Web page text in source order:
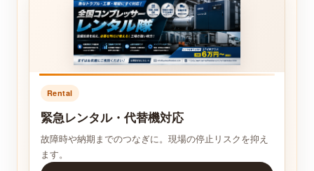
Rental
緊急レンタル・代替機対応
故障時や納期までのつなぎに。現場の停止リスクを抑え
ます。